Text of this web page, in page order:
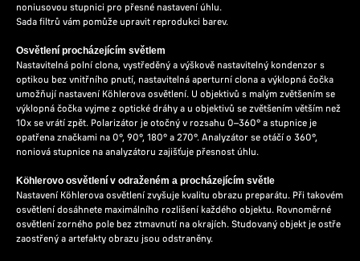
noniusovou stupnici pro přesné nastavení úhlu.
Sada filtrů vám pomůže upravit reprodukci barev.
Osvětlení procházejícím světlem
Nastavitelná polní clona, vystředěný a výškově nastavitelný kondenzor s
optikou bez vnitřního pnutí, nastavitelná aperturní clona a výklopná čočka
umožňují nastavení Köhlerova osvětlení. U objektivů s malým zvětšením se
výklopná čočka vyjme z optické dráhy a u objektivů se zvětšením větším než
10x se vrátí zpět. Polarizátor je otočný v rozsahu 0–360° a stupnice je
opatřena značkami na 0°, 90°, 180° a 270°. Analyzátor se otáčí o 360°,
noniová stupnice na analyzátoru zajišťuje přesnost úhlu.
Köhlerovo osvětlení v odraženém a procházejícím světle
Nastavení Köhlerova osvětlení zvyšuje kvalitu obrazu preparátu. Při takovém
osvětlení dosáhnete maximálního rozlišení každého objektu. Rovnoměrné
osvětlení zorného pole bez ztmavnutí na okrajích. Studovaný objekt je ostře
zaostřený a artefakty obrazu jsou odstraněny.